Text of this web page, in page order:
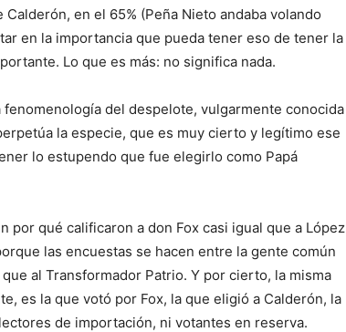
en el 65% (Peña Nieto andaba volando
en la importancia que pueda tener eso de tener la
Lo que es más: no significa nada.
del despelote, vulgarmente conocida
la especie, que es muy cierto y legítimo ese
lo estupendo que fue elegirlo como Papá
por qué calificaron a don Fox casi igual que a López
las encuestas se hacen entre la gente común
al Transformador Patrio. Y por cierto, la misma
es la que votó por Fox, la que eligió a Calderón, la
de importación, ni votantes en reserva.